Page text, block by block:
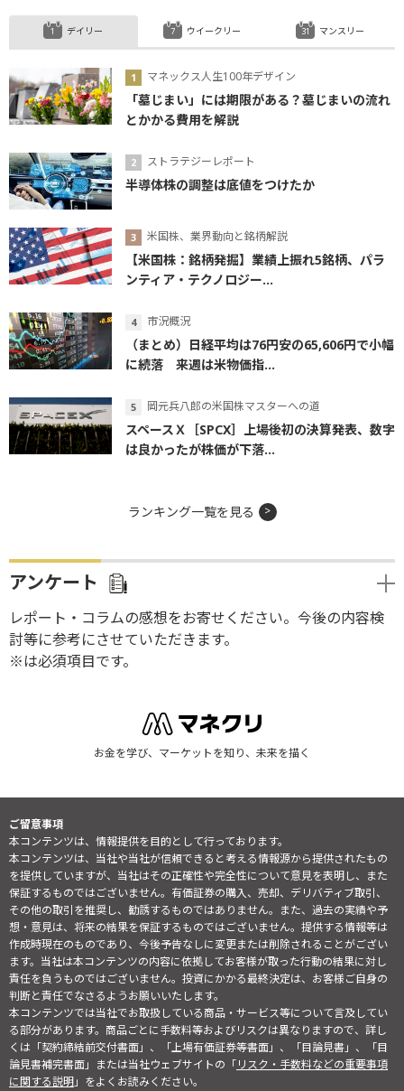
デイリー
マネックス人生100年デザイン
「墓じまい」には期限がある？墓じまいの流れ
とかかる費用を解説
ストラテジーレポート
半導体株の調整は底値をつけたか
米国株、業界動向と銘柄解説
【米国株：銘柄発掘】業績上振れ5銘柄、パラ
ンティア・テクノロジー...
市況概況
（まとめ）日経平均は76円安の65,606円で小幅
に続落 来週は米物価指...
岡元兵八郎の米国株マスターへの道
スペースＸ［SPCX］上場後初の決算発表、数字
は良かったが株価が下落...
ウイークリー マンスリー
ランキング一覧を見る
アンケート
レポート・コラムの感想をお寄せください。今後の内容検
討等に参考にさせていただきます。
※は必須項目です。
お金を学び、マーケットを知り、未来を描く
ご留意事項
本コンテンツは、情報提供を目的として行っております。
本コンテンツは、当社や当社が信頼できると考える情報源から提供されたもの
を提供していますが、当社はその正確性や完全性について意見を表明し、また
保証するものではございません。有価証券の購入、売却、デリバティブ取引、
その他の取引を推奨し、勧誘するものではありません。また、過去の実績や予
想・意見は、将来の結果を保証するものではございません。提供する情報等は
作成時現在のものであり、今後予告なしに変更または削除されることがござい
ます。当社は本コンテンツの内容に依拠してお客様が取った行動の結果に対し
責任を負うものではございません。投資にかかる最終決定は、お客様ご自身の
判断と責任でなさるようお願いいたします。
本コンテンツでは当社でお取扱している商品・サービス等について言及してい
る部分があります。商品ごとに手数料等およびリスクは異なりますので、詳し
くは「契約締結前交付書面」、「上場有価証券等書面」、「目論見書」、「目
論見書補完書面」または当社ウェブサイトの「リスク・手数料などの重要事項
に関する説明」をよくお読みください。